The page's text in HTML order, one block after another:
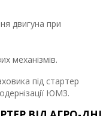
двигуна при
механізмів.
під стартер
ЮМЗ.